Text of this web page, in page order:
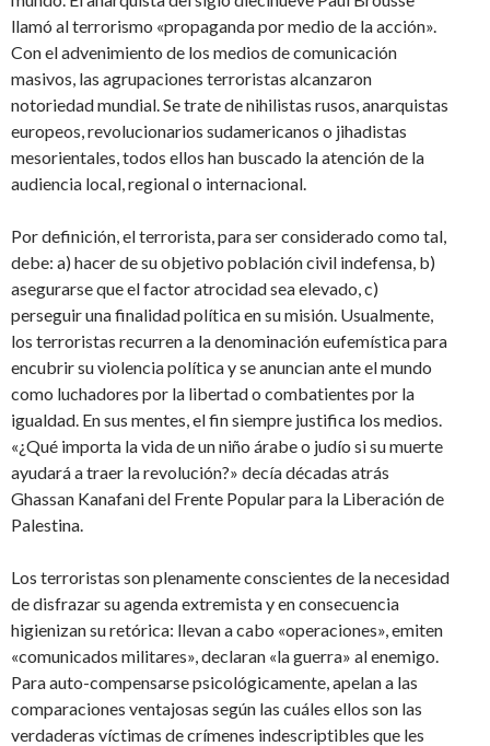
llamó al terrorismo «propaganda por medio de la acción».
Con el advenimiento de los medios de comunicación
masivos, las agrupaciones terroristas alcanzaron
notoriedad mundial. Se trate de nihilistas rusos, anarquistas
europeos, revolucionarios sudamericanos o jihadistas
mesorientales, todos ellos han buscado la atención de la
audiencia local, regional o internacional.
Por definición, el terrorista, para ser considerado como tal,
debe: a) hacer de su objetivo población civil indefensa, b)
asegurarse que el factor atrocidad sea elevado, c)
perseguir una finalidad política en su misión. Usualmente,
los terroristas recurren a la denominación eufemística para
encubrir su violencia política y se anuncian ante el mundo
como luchadores por la libertad o combatientes por la
igualdad. En sus mentes, el fin siempre justifica los medios.
«¿Qué importa la vida de un niño árabe o judío si su muerte
ayudará a traer la revolución?» decía décadas atrás
Ghassan Kanafani del Frente Popular para la Liberación de
Palestina.
Los terroristas son plenamente conscientes de la necesidad
de disfrazar su agenda extremista y en consecuencia
higienizan su retórica: llevan a cabo «operaciones», emiten
«comunicados militares», declaran «la guerra» al enemigo.
Para auto-compensarse psicológicamente, apelan a las
comparaciones ventajosas según las cuáles ellos son las
verdaderas víctimas de crímenes indescriptibles que les